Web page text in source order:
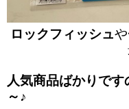
ロックフィッシュや
人気商品ばかりで
～♪